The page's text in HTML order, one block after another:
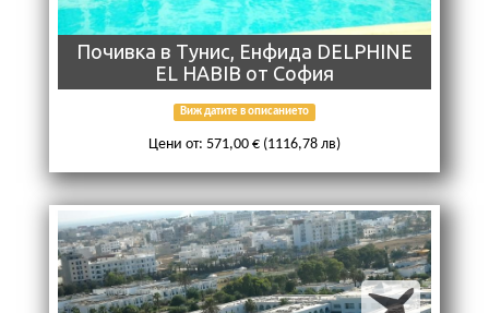
Почивка в Тунис, Енфида DELPHINE
EL HABIB от София
Виж датите в описанието
Цени от: 571,00 € (1116,78 лв)